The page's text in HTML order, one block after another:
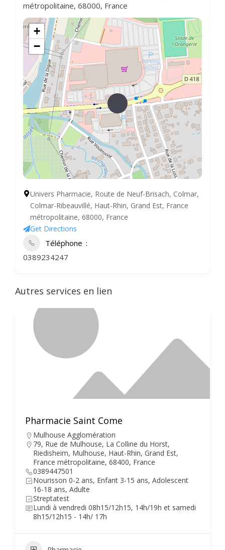
métropolitaine, 68000, France
+
−
Univers Pharmacie, Route de Neuf-Brisach, Colmar,
Colmar-Ribeauvillé, Haut-Rhin, Grand Est, France
métropolitaine, 68000, France
Get Directions
Téléphone
0389234247
Autres services en lien
Pharmacie Saint Come
Mulhouse Agglomération
79, Rue de Mulhouse, La Colline du Horst,
Riedisheim, Mulhouse, Haut-Rhin, Grand Est,
France métropolitaine, 68400, France
0389447501
Nourisson 0-2 ans, Enfant 3-15 ans, Adolescent
16-18 ans, Adulte
Streptatest
Lundi à vendredi 08h15/12h15, 14h/19h et samedi
8h15/12h15 - 14h/ 17h